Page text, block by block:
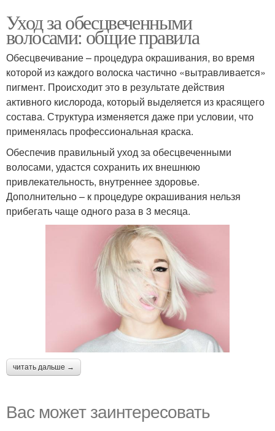
Уход за обесцвеченными
волосами: общие правила
Обесцвечивание – процедура окрашивания, во время
которой из каждого волоска частично «вытравливается»
пигмент. Происходит это в результате действия
активного кислорода, который выделяется из красящего
состава. Структура изменяется даже при условии, что
применялась профессиональная краска.
Обеспечив правильный уход за обесцвеченными
волосами, удастся сохранить их внешнюю
привлекательность, внутреннее здоровье.
Дополнительно – к процедуре окрашивания нельзя
прибегать чаще одного раза в 3 месяца.
читать дальше →
Вас может заинтересовать